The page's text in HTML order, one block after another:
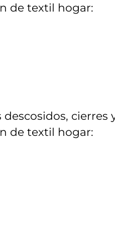
de textil hogar:
cierres
de textil hogar: